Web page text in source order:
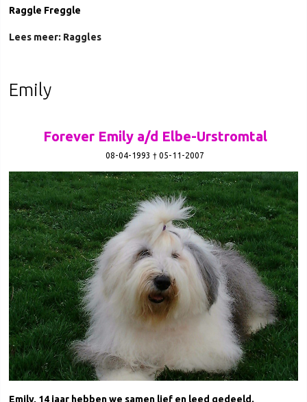
Raggle Freggle
Lees meer: Raggles
Emily
Forever Emily a/d Elbe-Urstromtal
08-04-1993 † 05-11-2007
Emily, 14 jaar hebben we samen lief en leed gedeeld.